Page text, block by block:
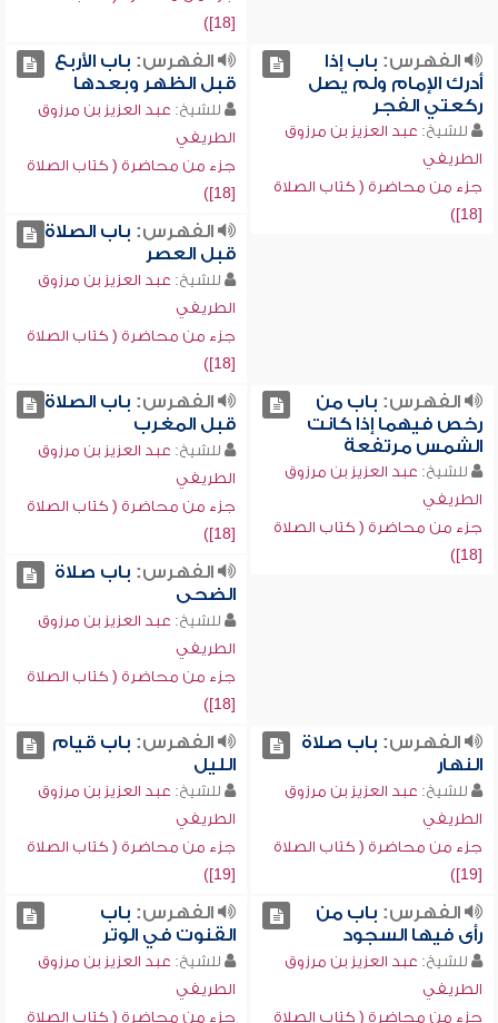
[18])
الفهرس: باب إذا
أدرك الإمام ولم يصل
ركعتي الفجر
للشيخ: عبد العزيز بن مرزوق
الطريفي
جزء من محاضرة ( كتاب الصلاة
[18])
الفهرس: باب الأربع
قبل الظهر وبعدها
للشيخ: عبد العزيز بن مرزوق
الطريفي
جزء من محاضرة ( كتاب الصلاة
[18])
الفهرس: باب الصلاة
قبل العصر
للشيخ: عبد العزيز بن مرزوق
الطريفي
جزء من محاضرة ( كتاب الصلاة
[18])
الفهرس: باب من
رخص فيهما إذا كانت
الشمس مرتفعة
للشيخ: عبد العزيز بن مرزوق
الطريفي
جزء من محاضرة ( كتاب الصلاة
[18])
الفهرس: باب الصلاة
قبل المغرب
للشيخ: عبد العزيز بن مرزوق
الطريفي
جزء من محاضرة ( كتاب الصلاة
[18])
الفهرس: باب صلاة
الضحى
للشيخ: عبد العزيز بن مرزوق
الطريفي
جزء من محاضرة ( كتاب الصلاة
[18])
الفهرس: باب صلاة
النهار
للشيخ: عبد العزيز بن مرزوق
الطريفي
جزء من محاضرة ( كتاب الصلاة
[19])
الفهرس: باب قيام
الليل
للشيخ: عبد العزيز بن مرزوق
الطريفي
جزء من محاضرة ( كتاب الصلاة
[19])
الفهرس: باب من
رأى فيها السجود
للشيخ: عبد العزيز بن مرزوق
الطريفي
جزء من محاضرة ( كتاب الصلاة
الفهرس: باب
القنوت في الوتر
للشيخ: عبد العزيز بن مرزوق
الطريفي
جزء من محاضرة ( كتاب الصلاة